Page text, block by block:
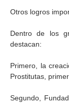
Otros logros
Dentro de los
destacan:
Primero, la
Prostitutas,
Segundo,